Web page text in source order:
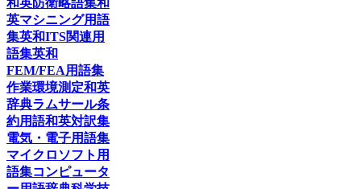
英マシニング用語
集英和ITS関連用
語集英和
FEM/FEA用語集
作業環境測定和英
辞典ラムサール条
約用語和英対訳集
電気・電子用語集
マイクロソフト用
語集コンピュータ